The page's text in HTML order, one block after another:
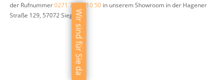
der Rufnummer0271 77 00 10 50 in unserem Showroom in der Hagener
Straße 129, 57072 Siegen.
Wir sind für Sie da